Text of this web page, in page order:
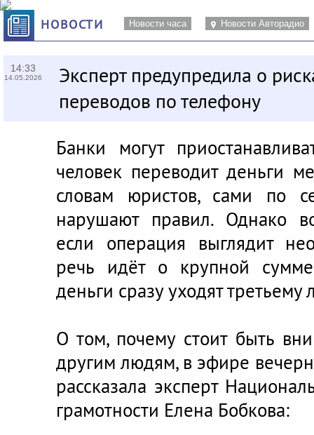
НОВОСТИ Новости часа Новости Авторадио
14:33
14.05.2026
Эксперт предупредила о
переводов по телефону
Банки могут
человек переводит деньги
словам юристов, сами по
нарушают правил. Однако
если операция выглядит
речь идёт о крупной
деньги сразу уходят третьему
О том, почему стоит быть
другим людям, в эфире
рассказала эксперт
грамотности Елена Бобкова: